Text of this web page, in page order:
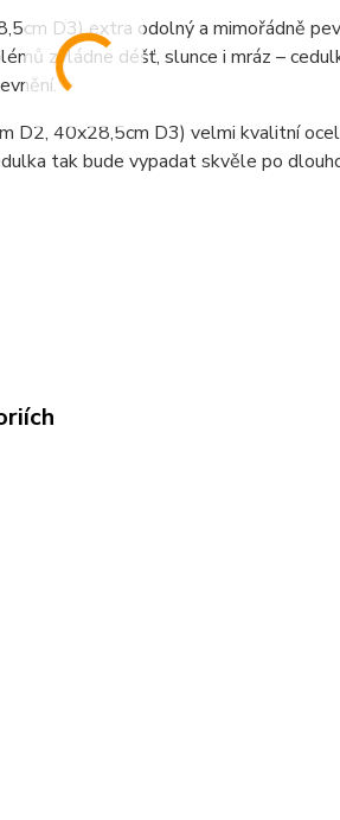
D3) extra odolný a mimořádně
zvládne déšť, slunce i mráz –
D2, 40x28,5cm D3) velmi kvalitní
tak bude vypadat skvěle po